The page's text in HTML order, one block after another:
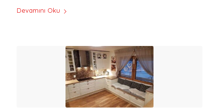
Devamını Oku